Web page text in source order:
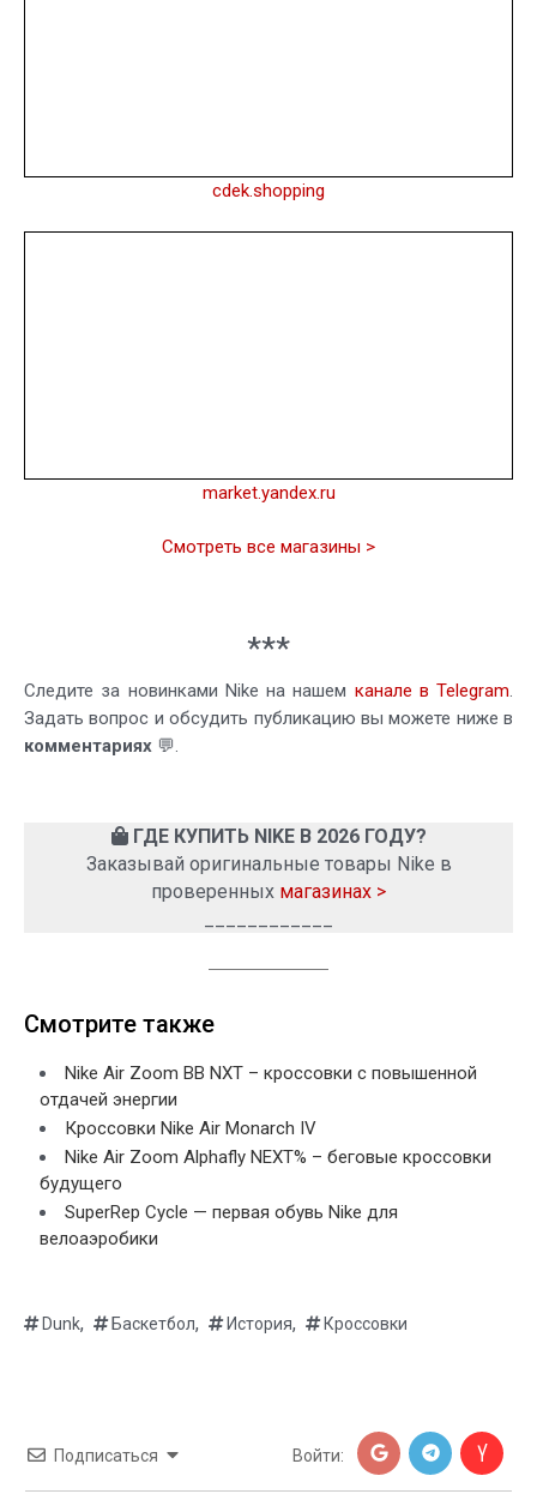
cdek.shopping
market.yandex.ru
Смотреть все магазины >
***
Следите за новинками Nike на нашем канале в Telegram.
Задать вопрос и обсудить публикацию вы можете ниже в
комментариях 💬.
ГДЕ КУПИТЬ NIKE В 2026 ГОДУ?
Заказывай оригинальные товары Nike в
проверенных магазинах >
Смотрите также
Nike Air Zoom BB NXT – кроссовки с повышенной
отдачей энергии
Кроссовки Nike Air Monarch IV
Nike Air Zoom Alphafly NEXT% – беговые кроссовки
будущего
SuperRep Cycle — первая обувь Nike для
велоаэробики
Dunk, Баскетбол, История, Кроссовки
Подписаться Войти: